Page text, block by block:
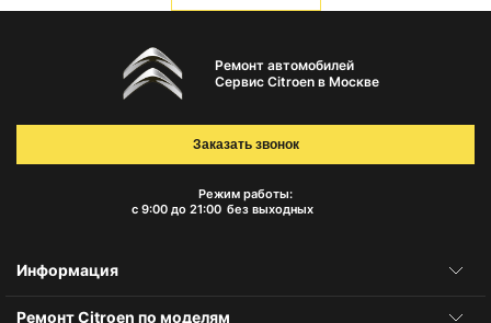
Ремонт автомобилей
Сервис Citroen в Москве
Режим работы:
с 9:00 до 21:00 без выходных
Заказать звонок
Информация
Ремонт Citroen по моделям